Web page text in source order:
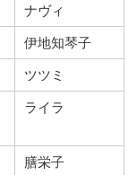
ナヴィ
伊地知琴子
ツツミ
ライラ
膳栄子